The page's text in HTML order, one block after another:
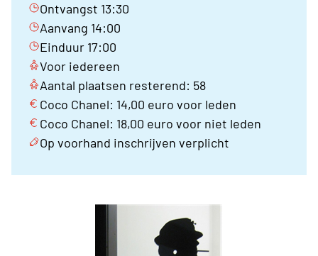
Ontvangst 13:30
Aanvang 14:00
Einduur 17:00
Voor iedereen
Aantal plaatsen resterend: 58
Coco Chanel: 14,00 euro voor leden
Coco Chanel: 18,00 euro voor niet leden
Op voorhand inschrijven verplicht